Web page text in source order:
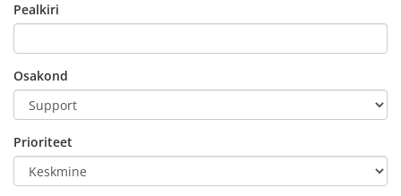
Pealkiri
Osakond
Prioriteet